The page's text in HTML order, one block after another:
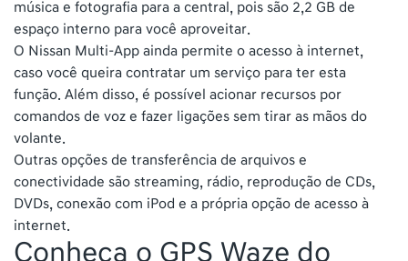
música e fotografia para a central, pois são 2,2 GB de
espaço interno para você aproveitar.
O Nissan Multi-App ainda permite o acesso à internet,
caso você queira contratar um serviço para ter esta
função. Além disso, é possível acionar recursos por
comandos de voz e fazer ligações sem tirar as mãos do
volante.
Outras opções de transferência de arquivos e
conectividade são streaming, rádio, reprodução de CDs,
DVDs, conexão com iPod e a própria opção de acesso à
internet.
Conheça o GPS Waze do